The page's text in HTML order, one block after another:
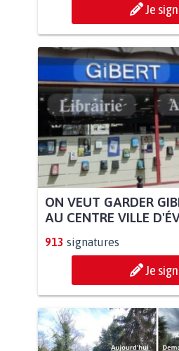
Je
ON VEUT GARDER
AU CENTRE VILLE
913 signatures
Je